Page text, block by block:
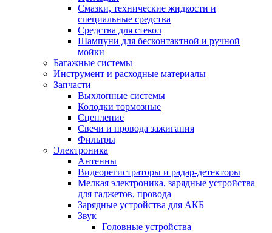
Смазки, технические жидкости и
специальные средства
Средства для стекол
Шампуни для бесконтактной и ручной
мойки
Багажные системы
Инструмент и расходные материалы
Запчасти
Выхлопные системы
Колодки тормозные
Сцепление
Свечи и провода зажигания
Фильтры
Электроника
Антенны
Видеорегистраторы и радар-детекторы
Мелкая электроника, зарядные устройства
для гаджетов, провода
Зарядные устройства для АКБ
Звук
Головные устройства